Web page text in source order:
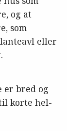
og at
som
eller
er bred og
korte hel-